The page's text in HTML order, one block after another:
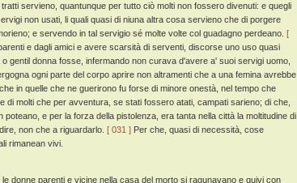
servieno, quantunque per tutto ciò molti non fossero divenuti: e quegli
non usati, li quali quasi di niuna altra cosa servieno che di porgere
e servendo in tal servigio sé molte volte col guadagno perdeano. [
e dagli amici e avere scarsità di serventi, discorse uno uso quasi
gentil donna fosse, infermando non curava d'avere a' suoi servigi uomo,
ogni parte del corpo aprire non altramenti che a una femina avrebbe
in quelle che ne guerirono fu forse di minore onestà, nel tempo che
di molti che per avventura, se stati fossero atati, campati sarieno; di che,
e per la forza della pistolenza, era tanta nella città la moltitudine di
non che a riguardarlo. [ 031 ] Per che, quasi di necessità, cose
rimanean vivi.
donne parenti e vicine nella casa del morto si ragunavano e quivi con